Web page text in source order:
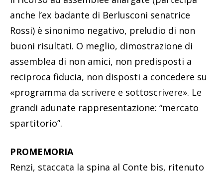
anche l’ex badante di Berlusconi senatrice
Rossi) è sinonimo negativo, preludio di non
buoni risultati. O meglio, dimostrazione di
assemblea di non amici, non predisposti a
reciproca fiducia, non disposti a concedere su
«programma da scrivere e sottoscrivere». Le
grandi adunate rappresentazione: “mercato
spartitorio”.
PROMEMORIA
Renzi, staccata la spina al Conte bis, ritenuto